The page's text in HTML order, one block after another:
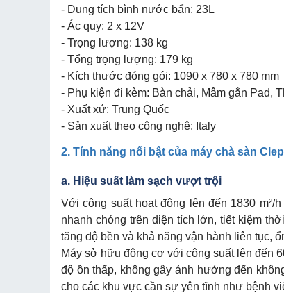
- Dung tích bình nước bẩn: 23L
- Ác quy: 2 x 12V
- Trọng lượng: 138 kg
- Tổng trọng lượng: 179 kg
- Kích thước đóng gói: 1090 x 780 x 780 mm
- Phụ kiện đi kèm: Bàn chải, Mâm gắn Pad,
- Xuất xứ: Trung Quốc
- Sản xuất theo công nghệ: Italy
2. Tính năng nổi bật của máy chà sàn
a. Hiệu suất làm sạch vượt trội
Với công suất hoạt động lên đến 1830 m²/
nhanh chóng trên diện tích lớn, tiết kiệm
tăng độ bền và khả năng vận hành liên tục,
Máy sở hữu động cơ với công suất lên đến
độ ồn thấp, không gây ảnh hưởng đến
cho các khu vực cần sự yên tĩnh như bệnh